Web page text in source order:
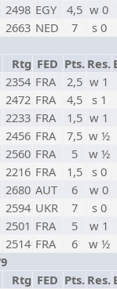
2498 EGY 4,5 w 0
2663 NED 7
s 0
Rtg FED Pts. Res.
2354 FRA 2,5 w 1
2472 FRA 4,5 s 1
2233 FRA 1,5 w 1
2456 FRA 7,5 w ½
2560 FRA 5
w ½
2216 FRA 1,5 s 0
2680 AUT 6
w 0
2594 UKR 7
s 0
2501 FRA 5
w 1
2514 FRA 6
w ½
Rtg FED Pts. Res.